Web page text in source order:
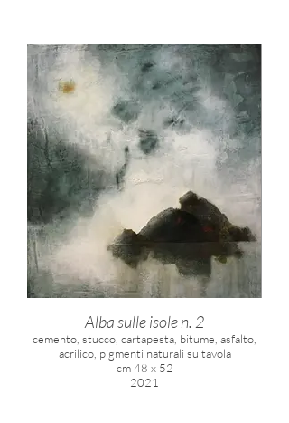
Alba sulle isole n. 2
cemento, stucco, cartapesta, bitume, asfalto,
acrilico, pigmenti naturali su tavola
cm 48 x 52
2021